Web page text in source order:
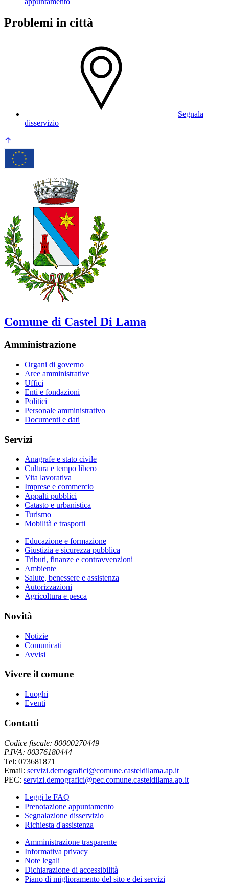
Problemi in città
Segnala
disservizio
Comune di Castel Di Lama
Amministrazione
Organi di governo
Aree amministrative
Uffici
Enti e fondazioni
Politici
Personale amministrativo
Documenti e dati
Servizi
Anagrafe e stato civile
Cultura e tempo libero
Vita lavorativa
Imprese e commercio
Appalti pubblici
Catasto e urbanistica
Turismo
Mobilità e trasporti
Educazione e formazione
Giustizia e sicurezza pubblica
Tributi, finanze e contravvenzioni
Ambiente
Salute, benessere e assistenza
Autorizzazioni
Agricoltura e pesca
Novità
Notizie
Comunicati
Avvisi
Vivere il comune
Luoghi
Eventi
Contatti
Codice fiscale: 80000270449
P.IVA: 00376180444
Tel: 073681871
Email: servizi.demografici@comune.casteldilama.ap.it
PEC: servizi.demografici@pec.comune.casteldilama.ap.it
Leggi le FAQ
Prenotazione appuntamento
Segnalazione disservizio
Richiesta d'assistenza
Amministrazione trasparente
Informativa privacy
Note legali
Dichiarazione di accessibilità
Piano di miglioramento del sito e dei servizi